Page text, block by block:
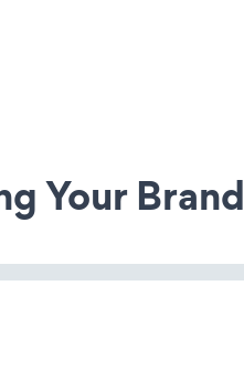
Your Brand